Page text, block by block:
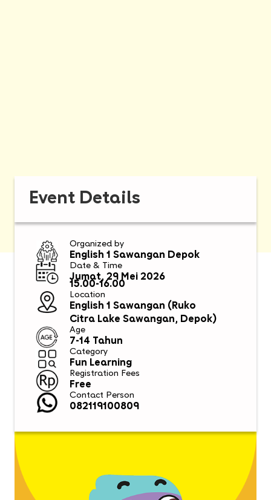
Event Details
Organized by
English 1 Sawangan Depok
Date & Time
Jumat, 29 Mei 2026
15.00-16.00
Location
English 1 Sawangan (Ruko
Citra Lake Sawangan, Depok)
Age
7-14 Tahun
Category
Fun Learning
Registration Fees
Free
Contact Person
082119100809